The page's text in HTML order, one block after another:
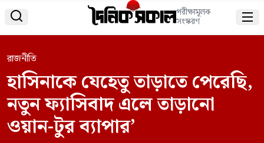
 পরীক্ষামূলক
সংস্করণ 
রাজনীতি
হাসিনাকে যেহেতু তাড়াতে পেরেছি,
নতুন ফ্যাসিবাদ এলে তাড়ানো
ওয়ান-টুর ব্যাপার’